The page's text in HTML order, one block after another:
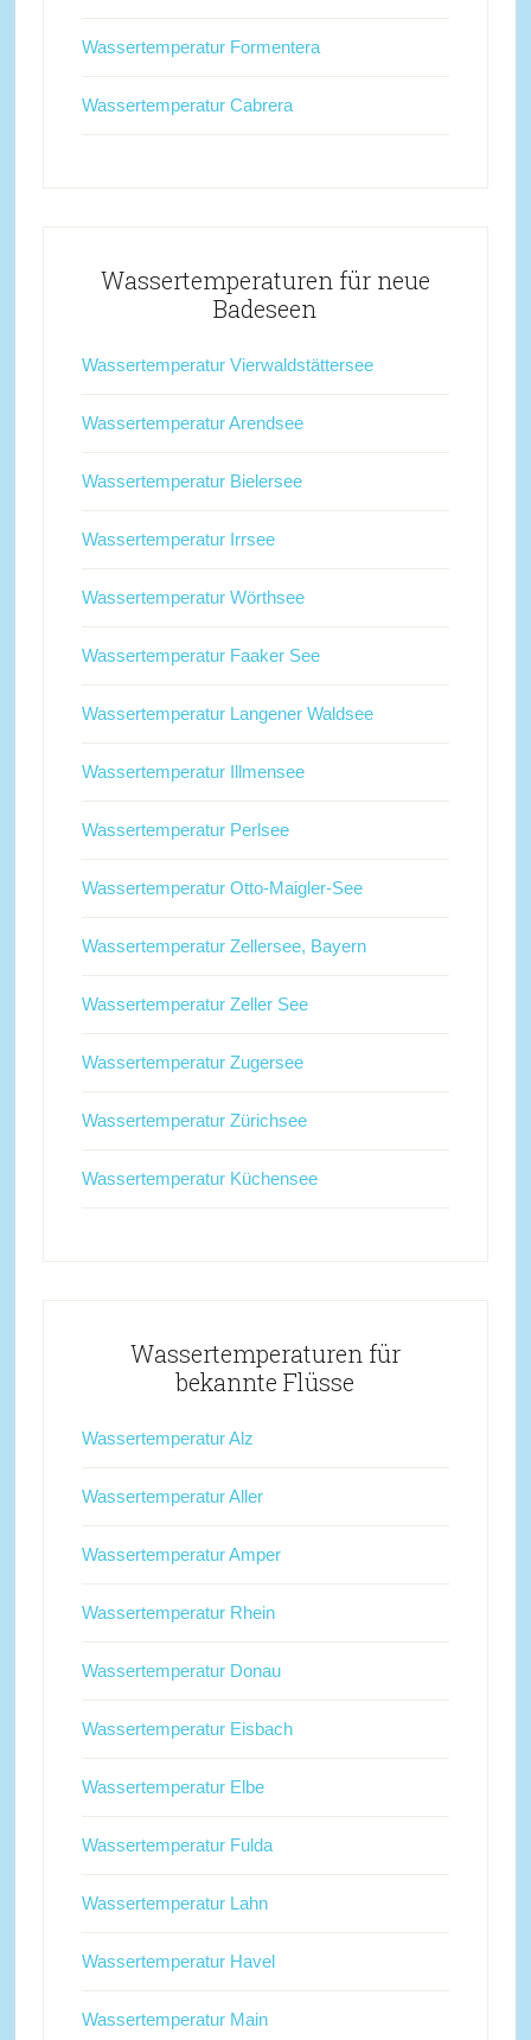
Wassertemperatur Formentera
Wassertemperatur Cabrera
Wassertemperaturen für neue
Badeseen
Wassertemperatur Vierwaldstättersee
Wassertemperatur Arendsee
Wassertemperatur Bielersee
Wassertemperatur Irrsee
Wassertemperatur Wörthsee
Wassertemperatur Faaker See
Wassertemperatur Langener Waldsee
Wassertemperatur Illmensee
Wassertemperatur Perlsee
Wassertemperatur Otto-Maigler-See
Wassertemperatur Zellersee, Bayern
Wassertemperatur Zeller See
Wassertemperatur Zugersee
Wassertemperatur Zürichsee
Wassertemperatur Küchensee
Wassertemperaturen für
bekannte Flüsse
Wassertemperatur Alz
Wassertemperatur Aller
Wassertemperatur Amper
Wassertemperatur Rhein
Wassertemperatur Donau
Wassertemperatur Eisbach
Wassertemperatur Elbe
Wassertemperatur Fulda
Wassertemperatur Lahn
Wassertemperatur Havel
Wassertemperatur Main